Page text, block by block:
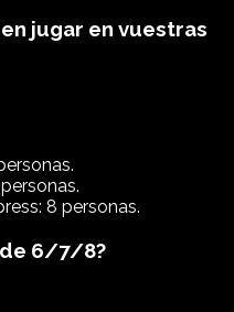
jugar en vuestras
8 personas.
de 6/7/8?